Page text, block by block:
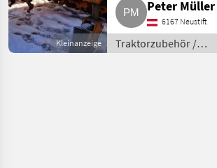
Kleinanzeige
Wegen Neuanschaffung
abzugeben. Scheren des
Pfluges sind abgenut
Peter Müller
6167 Neustift
Traktorzubehör /
Schneepflüge